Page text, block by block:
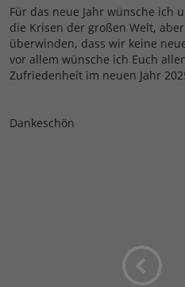
Für das neue Jahr wünsche ich
die Krisen der großen Welt,
überwinden, dass wir keine
vor allem wünsche ich Euch
Zufriedenheit im neuen Jahr
Dankeschön